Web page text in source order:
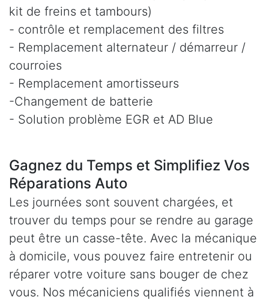
kit de freins et tambours)
- contrôle et remplacement des filtres
- Remplacement alternateur / démarreur /
courroies
- Remplacement amortisseurs
-Changement de batterie
- Solution problème EGR et AD Blue
Gagnez du Temps et Simplifiez Vos
Réparations Auto
Les journées sont souvent chargées, et
trouver du temps pour se rendre au garage
peut être un casse-tête. Avec la mécanique
à domicile, vous pouvez faire entretenir ou
réparer votre voiture sans bouger de chez
vous. Nos mécaniciens qualifiés viennent à